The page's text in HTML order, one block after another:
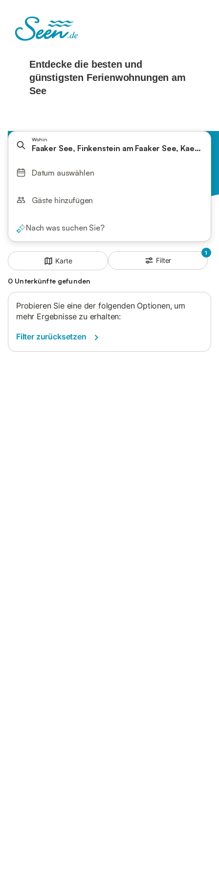
Wohin
Faaker See, Finkenstein am Faaker See,
Datum auswählen
Gäste hinzufügen
Nach was suchen Sie?
Karte
1
Filter
0 Unterkünfte gefunden
Probieren Sie eine der folgenden Optionen, um
mehr Ergebnisse zu erhalten:
Filter zurücksetzen